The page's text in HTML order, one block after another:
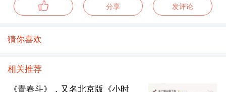
分享 发评论
猜你喜欢
相关推荐
《青春斗》，又名北京版《小时